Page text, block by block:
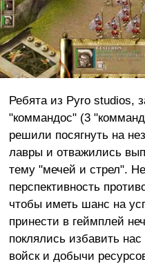
Ребята из Pyro studios,
"коммандос" (3
решили посягнуть на
лавры и отважились
тему "мечей и стрел".
перспективность
чтобы иметь шанс на
принести в геймплей
поклялись избавить
войск и добычи